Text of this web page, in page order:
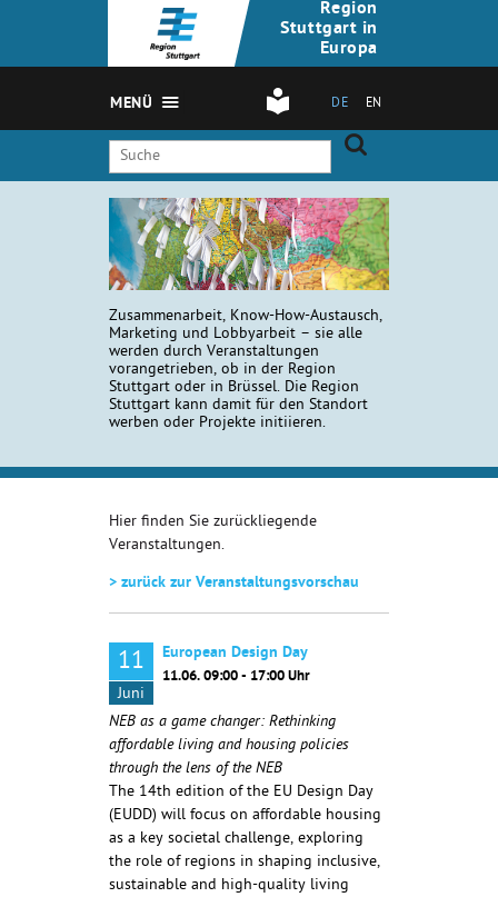
Region
Stuttgart in
Europa
DE EN
MENÜ
Zusammenarbeit, Know-How-Austausch,
Marketing und Lobbyarbeit – sie alle
werden durch Veranstaltungen
vorangetrieben, ob in der Region
Stuttgart oder in Brüssel. Die Region
Stuttgart kann damit für den Standort
werben oder Projekte initiieren.
Hier finden Sie zurückliegende
Veranstaltungen.
> zurück zur Veranstaltungsvorschau
11
Juni
European Design Day
11.06. 09:00 - 17:00 Uhr
NEB as a game changer: Rethinking
affordable living and housing policies
through the lens of the NEB
The 14th edition of the EU Design Day
(EUDD) will focus on affordable housing
as a key societal challenge, exploring
the role of regions in shaping inclusive,
sustainable and high-quality living